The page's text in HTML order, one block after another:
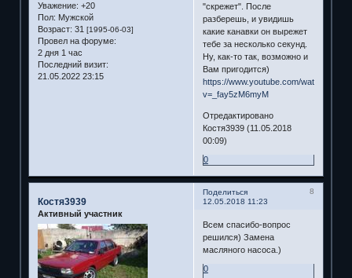
Уважение: +20
Пол: Мужской
Возраст: 31 [1995-06-03]
Провел на форуме:
2 дня 1 час
Последний визит:
21.05.2022 23:15
"скрежет". После
разберешь, и увидишь
какие канавки он вырежет
тебе за несколько секунд.
Ну, как-то так, возможно и
Вам пригодится)
https://www.youtube.com/watch?
v=_fay5zM6myM
Отредактировано
Костя3939 (11.05.2018
00:09)
0
Поделиться
8
12.05.2018 11:23
Костя3939
Активный участник
Всем спасибо-вопрос
решился) Замена
масляного насоса.)
0